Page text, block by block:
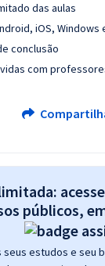
das aulas
iOS, Windows
conclusão
com
públicos,
estudos e seu